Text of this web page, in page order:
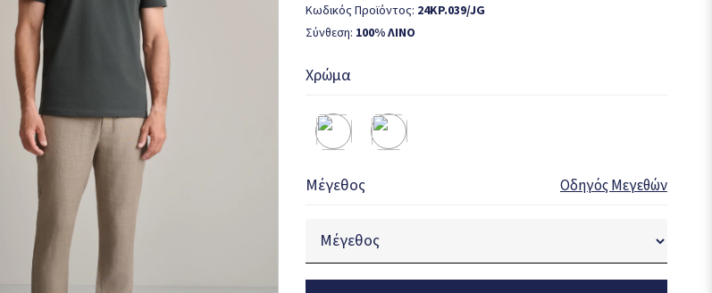
Κωδικός Προϊόντος: 24KP.039/JG
Σύνθεση: 100% ΛΙΝΟ
Χρώμα
Μέγεθος Οδηγός Μεγεθών